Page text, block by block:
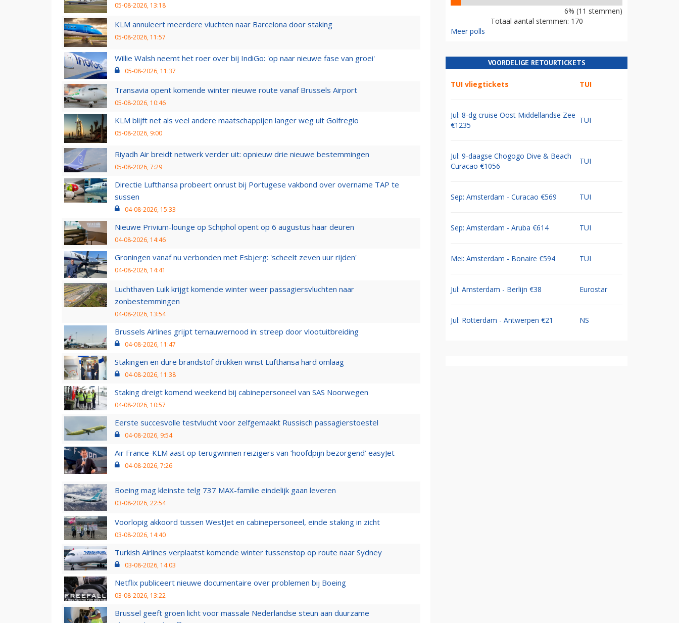
05-08-2026, 13:18
KLM annuleert meerdere vluchten naar Barcelona door staking
05-08-2026, 11:57
Willie Walsh neemt het roer over bij IndiGo: 'op naar nieuwe fase van groei'
05-08-2026, 11:37
Transavia opent komende winter nieuwe route vanaf Brussels Airport
05-08-2026, 10:46
KLM blijft net als veel andere maatschappijen langer weg uit Golfregio
05-08-2026, 9:00
Riyadh Air breidt netwerk verder uit: opnieuw drie nieuwe bestemmingen
05-08-2026, 7:29
Directie Lufthansa probeert onrust bij Portugese vakbond over overname TAP te
sussen
04-08-2026, 15:33
Nieuwe Privium-lounge op Schiphol opent op 6 augustus haar deuren
04-08-2026, 14:46
Groningen vanaf nu verbonden met Esbjerg: 'scheelt zeven uur rijden'
04-08-2026, 14:41
Luchthaven Luik krijgt komende winter weer passagiersvluchten naar
zonbestemmingen
04-08-2026, 13:54
Brussels Airlines grijpt ternauwernood in: streep door vlootuitbreiding
04-08-2026, 11:47
Stakingen en dure brandstof drukken winst Lufthansa hard omlaag
04-08-2026, 11:38
Staking dreigt komend weekend bij cabinepersoneel van SAS Noorwegen
04-08-2026, 10:57
Eerste succesvolle testvlucht voor zelfgemaakt Russisch passagierstoestel
04-08-2026, 9:54
Air France-KLM aast op terugwinnen reizigers van ‘hoofdpijn bezorgend’ easyJet
04-08-2026, 7:26
Boeing mag kleinste telg 737 MAX-familie eindelijk gaan leveren
03-08-2026, 22:54
Voorlopig akkoord tussen WestJet en cabinepersoneel, einde staking in zicht
03-08-2026, 14:40
Turkish Airlines verplaatst komende winter tussenstop op route naar Sydney
03-08-2026, 14:03
Netflix publiceert nieuwe documentaire over problemen bij Boeing
03-08-2026, 13:22
Brussel geeft groen licht voor massale Nederlandse steun aan duurzame
6% (11 stemmen)
Totaal aantal stemmen: 170
Meer polls
VOORDELIGE RETOURTICKETS
TUI vliegtickets TUI
Jul: 8-dg cruise Oost Middellandse Zee
€1235
TUI
Jul: 9-daagse Chogogo Dive & Beach
Curacao €1056
TUI
Sep: Amsterdam - Curacao €569 TUI
Sep: Amsterdam - Aruba €614 TUI
Mei: Amsterdam - Bonaire €594 TUI
Jul: Amsterdam - Berlijn €38 Eurostar
Jul: Rotterdam - Antwerpen €21 NS